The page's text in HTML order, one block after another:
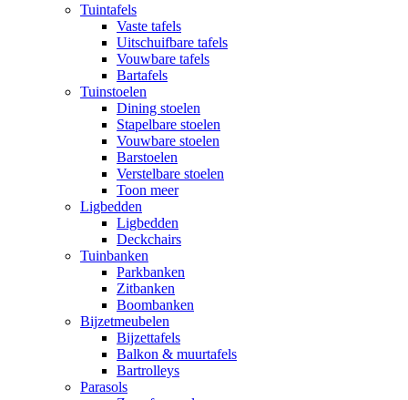
Tuintafels
Vaste tafels
Uitschuifbare tafels
Vouwbare tafels
Bartafels
Tuinstoelen
Dining stoelen
Stapelbare stoelen
Vouwbare stoelen
Barstoelen
Verstelbare stoelen
Toon meer
Ligbedden
Ligbedden
Deckchairs
Tuinbanken
Parkbanken
Zitbanken
Boombanken
Bijzetmeubelen
Bijzettafels
Balkon & muurtafels
Bartrolleys
Parasols